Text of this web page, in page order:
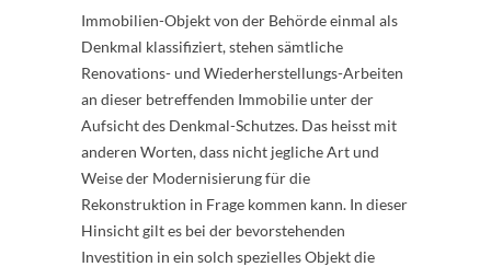
Immobilien-Objekt von der Behörde einmal als
Denkmal klassifiziert, stehen sämtliche
Renovations- und Wiederherstellungs-Arbeiten
an dieser betreffenden Immobilie unter der
Aufsicht des Denkmal-Schutzes. Das heisst mit
anderen Worten, dass nicht jegliche Art und
Weise der Modernisierung für die
Rekonstruktion in Frage kommen kann. In dieser
Hinsicht gilt es bei der bevorstehenden
Investition in ein solch spezielles Objekt die